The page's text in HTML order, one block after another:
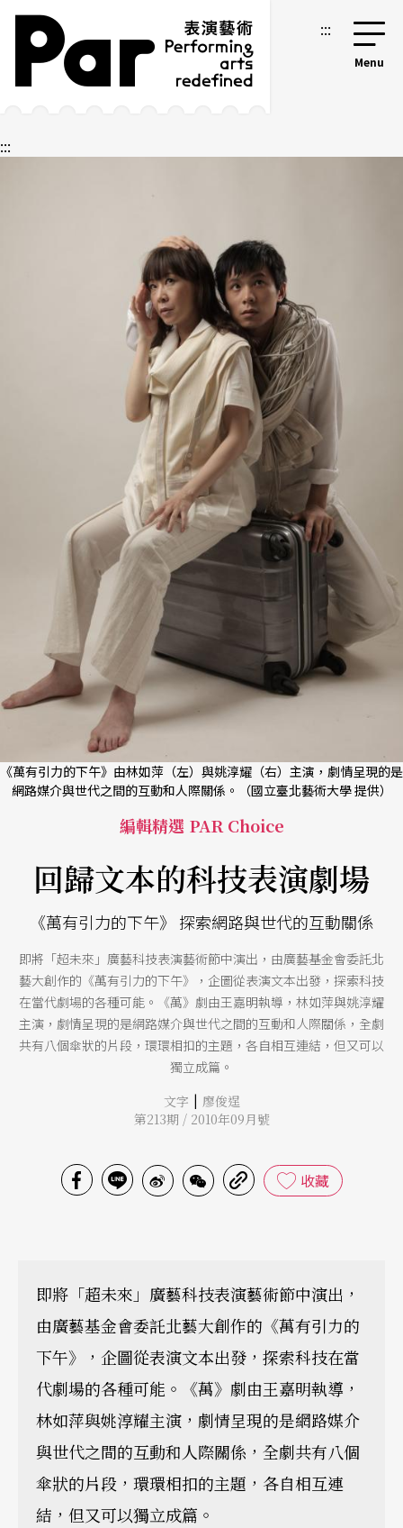
跳到主要內容區塊
網站導覽 :::
:::
《萬有引力的下午》由林如萍（左）與姚淳耀（右）主演，劇情呈現的是
網路媒介與世代之間的互動和人際關係。（國立臺北藝術大學 提供）
編輯精選 PAR Choice
回歸文本的科技表演劇場
《萬有引力的下午》 探索網路與世代的互動關係
即將「超未來」廣藝科技表演藝術節中演出，由廣藝基金會委託北
藝大創作的《萬有引力的下午》，企圖從表演文本出發，探索科技
在當代劇場的各種可能。《萬》劇由王嘉明執導，林如萍與姚淳耀
主演，劇情呈現的是網路媒介與世代之間的互動和人際關係，全劇
共有八個傘狀的片段，環環相扣的主題，各自相互連結，但又可以
獨立成篇。
文字 | 廖俊逞
第213期 / 2010年09月號
收藏
即將「超未來」廣藝科技表演藝術節中演出，
由廣藝基金會委託北藝大創作的《萬有引力的
下午》，企圖從表演文本出發，探索科技在當
代劇場的各種可能。《萬》劇由王嘉明執導，
林如萍與姚淳耀主演，劇情呈現的是網路媒介
與世代之間的互動和人際關係，全劇共有八個
傘狀的片段，環環相扣的主題，各自相互連
結，但又可以獨立成篇。